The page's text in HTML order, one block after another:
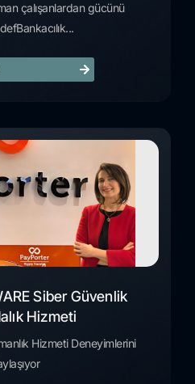
çalışanlardan gücünü
Siber Güvenlik
Hizmeti
Hizmeti Deneyimlerini